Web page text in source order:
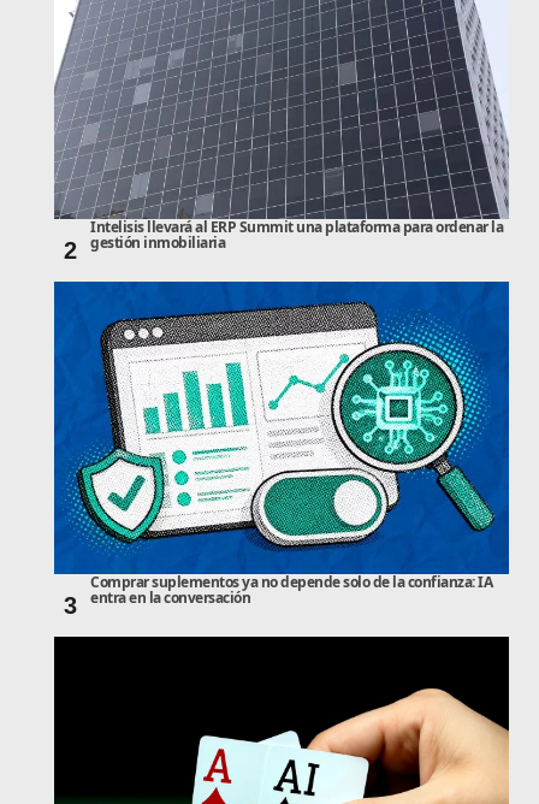
2
Intelisis llevará al ERP Summit una plataforma para ordenar la
gestión inmobiliaria
3
Comprar suplementos ya no depende solo de la confianza: IA
entra en la conversación